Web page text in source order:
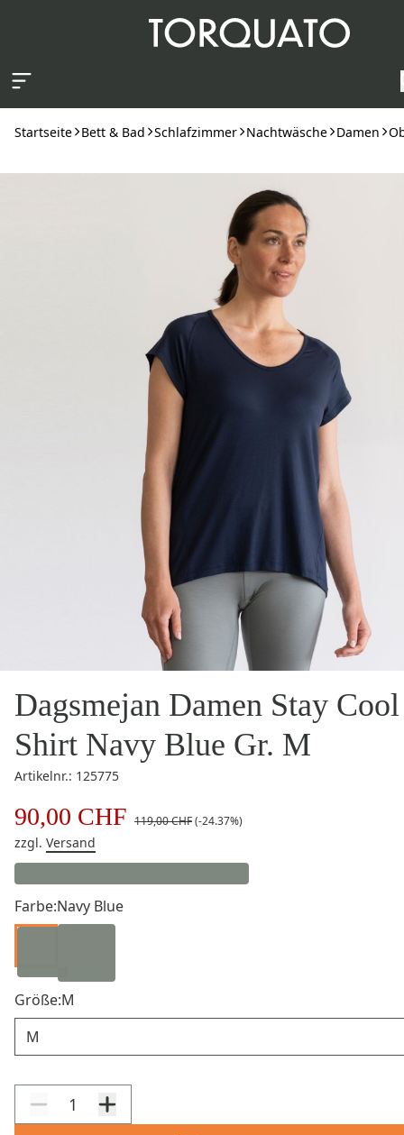
Startseite Bett & Bad Schlafzimmer Nachtwäsche Damen
Dagsmejan Damen Stay
Shirt Navy Blue Gr. M
Artikelnr.: 125775
90,00 CHF 119,00 CHF(-24.37%)
zzgl. Versand
Farbe:Navy Blue
Größe:M